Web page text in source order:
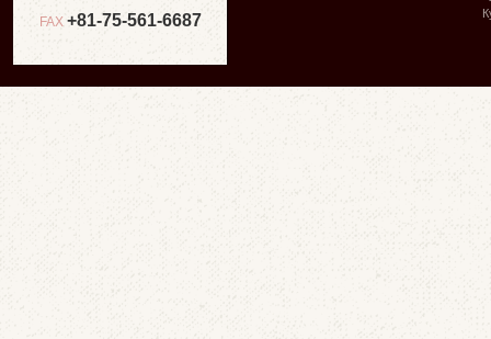
FAX +81-75-561-6687